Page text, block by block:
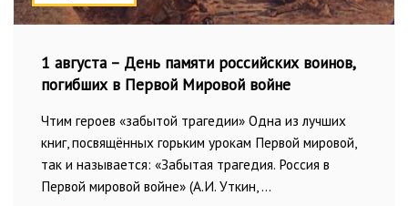
1 августа – День памяти российских воинов,
погибших в Первой Мировой войне
Чтим героев «забытой трагедии» Одна из лучших
книг, посвящённых горьким урокам Первой мировой,
так и называется: «Забытая трагедия. Россия в
Первой мировой войне» (А.И. Уткин, …